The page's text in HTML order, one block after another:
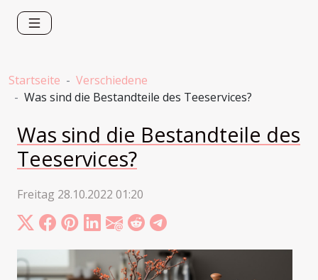
Startseite
Verschiedene
Was sind die Bestandteile des Teeservices?
Was sind die Bestandteile des
Teeservices?
Freitag 28.10.2022 01:20